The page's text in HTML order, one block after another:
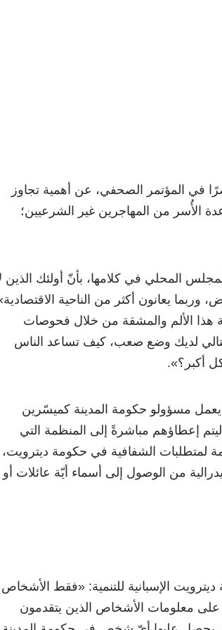
في المؤتمر الصحفي، عن أهمية تجاوز
الأُسر من المهاجرين غير الشرعيين؛
المحلي في كلامها، بأنّ أولئك الذين
يعانون أكثر من الناحية
هذا الألم والمشقة من خلال فحوصات
لديك وضع صعب، كيف تساعد الناس
أكبر؟».
مسؤولو حكومة المدينة كميسّرين
إعطاؤهم مباشرةً إلى المنظمة التي
لمتطلبات الشفافية في حكومة ديترويت،
من الوصول إلى أسماء أيّة عائلات أو
الإسبانية للتنمية: «فقط الأشخاص
معلومات الأشخاص الذين يتقدمون